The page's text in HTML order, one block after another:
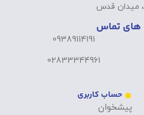
میدان قدس
های تماس
09389114191
02833344961
حساب کاربری
پیشخوان